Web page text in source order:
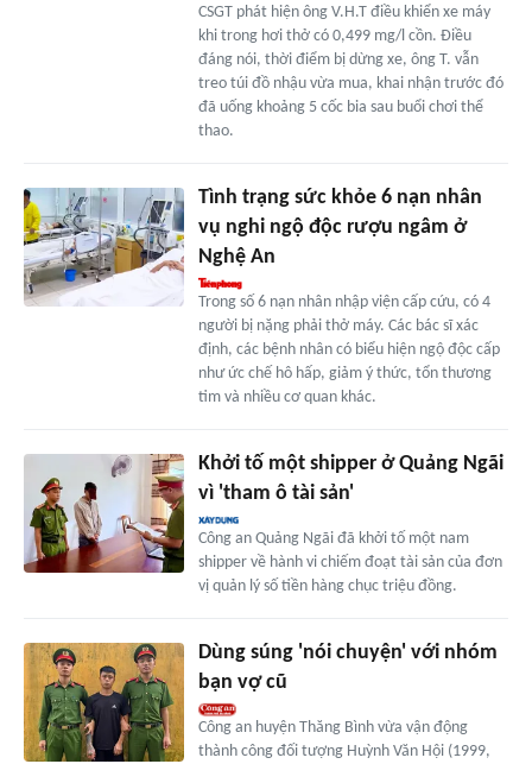
CSGT phát hiện ông V.H.T điều khiển xe máy
khi trong hơi thở có 0,499 mg/l cồn. Điều
đáng nói, thời điểm bị dừng xe, ông T. vẫn
treo túi đồ nhậu vừa mua, khai nhận trước đó
đã uống khoảng 5 cốc bia sau buổi chơi thể
thao.
Tình trạng sức khỏe 6 nạn nhân
vụ nghi ngộ độc rượu ngâm ở
Nghệ An
Trong số 6 nạn nhân nhập viện cấp cứu, có 4
người bị nặng phải thở máy. Các bác sĩ xác
định, các bệnh nhân có biểu hiện ngộ độc cấp
như ức chế hô hấp, giảm ý thức, tổn thương
tim và nhiều cơ quan khác.
Khởi tố một shipper ở Quảng Ngãi
vì 'tham ô tài sản'
Công an Quảng Ngãi đã khởi tố một nam
shipper về hành vi chiếm đoạt tài sản của đơn
vị quản lý số tiền hàng chục triệu đồng.
Dùng súng 'nói chuyện' với nhóm
bạn vợ cũ
Công an huyện Thăng Bình vừa vận động
thành công đối tượng Huỳnh Văn Hội (1999,